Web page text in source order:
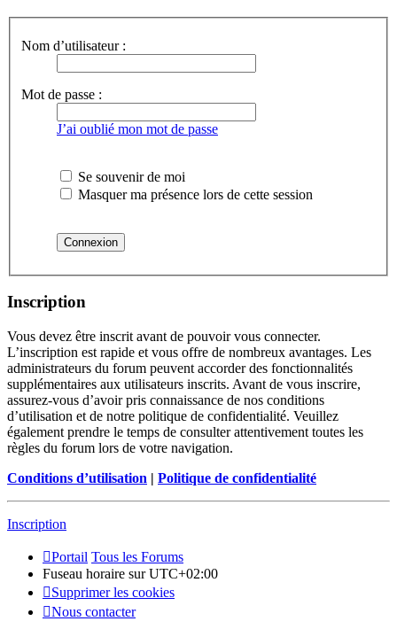
Nom d’utilisateur :
Mot de passe :
J’ai oublié mon mot de passe
Se souvenir de moi
Masquer ma présence lors de cette session
Inscription
Vous devez être inscrit avant de pouvoir vous connecter.
L’inscription est rapide et vous offre de nombreux avantages. Les
administrateurs du forum peuvent accorder des fonctionnalités
supplémentaires aux utilisateurs inscrits. Avant de vous inscrire,
assurez-vous d’avoir pris connaissance de nos conditions
d’utilisation et de notre politique de confidentialité. Veuillez
également prendre le temps de consulter attentivement toutes les
règles du forum lors de votre navigation.
Conditions d’utilisation | Politique de confidentialité
Inscription
Portail Tous les Forums
Fuseau horaire surUTC+02:00
Supprimer les cookies
Nous contacter